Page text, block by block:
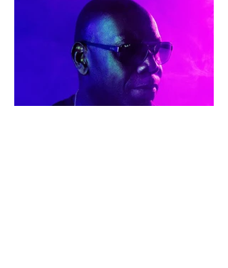
familias, además de impulsar la detección
temprana, porque la información también
es una forma de acompañar. Con este
propósito, la Corporación realizará la 17ª
Corrida por la Vida, e